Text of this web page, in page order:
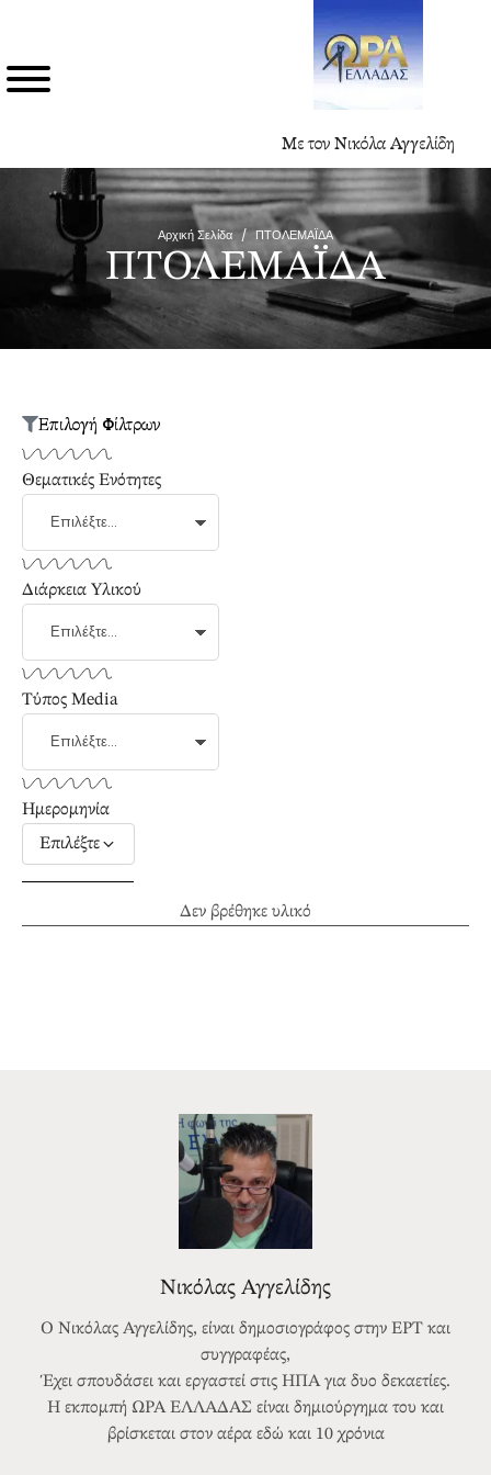
Με τον Νικόλα Αγγελίδη
Αρχική Σελίδα / ΠΤΟΛΕΜΑΪΔΑ
ΠΤΟΛΕΜΑΪΔΑ
Δεν βρέθηκε υλικό
Επιλογή Φίλτρων
Θεματικές Ενότητες
Διάρκεια Υλικού
Τύπος Media
Ημερομηνία
Επιλέξτε
Νικόλας Αγγελίδης
Ο Νικόλας Αγγελίδης, είναι δημοσιογράφος στην ΕΡΤ και
συγγραφέας,
Έχει σπουδάσει και εργαστεί στις ΗΠΑ για δυο δεκαετίες.
Η εκπομπή ΩΡΑ ΕΛΛΑΔΑΣ είναι δημιούργημα του και
βρίσκεται στον αέρα εδώ και 10 χρόνια